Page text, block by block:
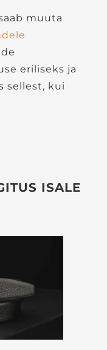
muuta
eriliseks ja
sellest, kui
ISALE